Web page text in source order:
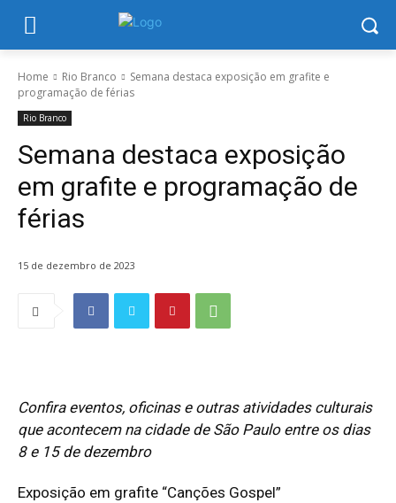
Home Rio Branco
Semana destaca exposição em grafite e
programação de férias
Rio Branco
Semana destaca exposição
em grafite e programação de
férias
15 de dezembro de 2023
Confira eventos, oficinas e outras atividades culturais
que acontecem na cidade de São Paulo entre os dias
8 e 15 de dezembro
Exposição em grafite “Canções Gospel”